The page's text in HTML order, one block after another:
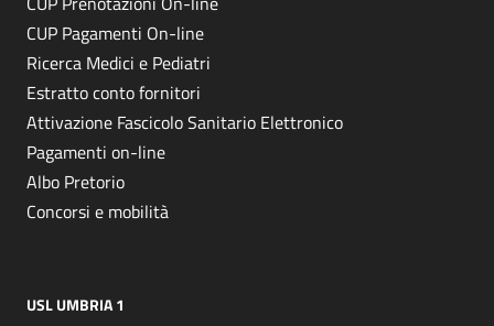
CUP Pagamenti On-line
Ricerca Medici e Pediatri
Estratto conto fornitori
Attivazione Fascicolo Sanitario Elettronico
Pagamenti on-line
Albo Pretorio
Concorsi e mobilità
USL UMBRIA 1